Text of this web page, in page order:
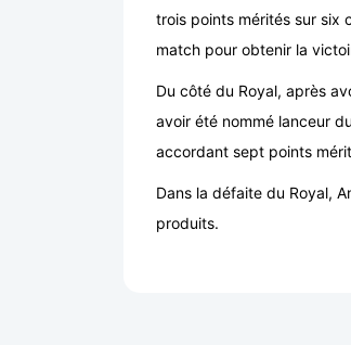
trois points mérités sur six
match pour obtenir la
Du côté du Royal, après
avoir été nommé lanceur
accordant sept points
Dans la défaite du Royal,
produits.